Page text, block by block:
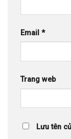
Email *
Trang web
Lưu tên